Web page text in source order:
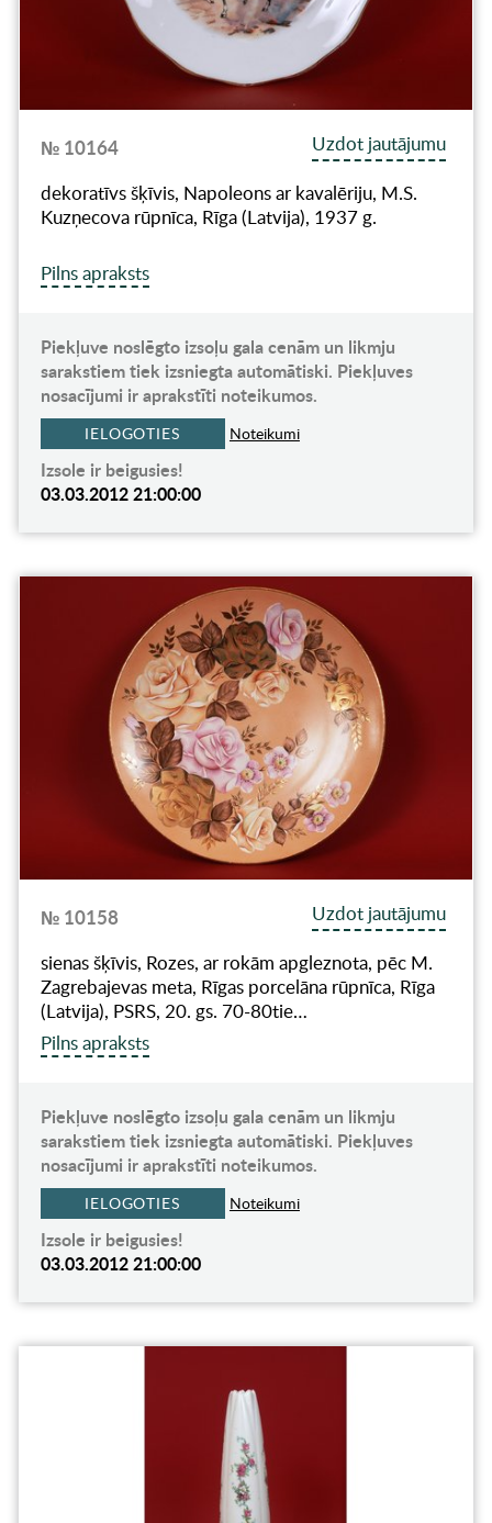
№ 10164
Uzdot jautājumu
dekoratīvs šķīvis, Napoleons ar kavalēriju, M.S.
Kuzņecova rūpnīca, Rīga (Latvija), 1937 g.
Pilns apraksts
Piekļuve noslēgto izsoļu gala cenām un likmju
sarakstiem tiek izsniegta automātiski. Piekļuves
nosacījumi ir aprakstīti noteikumos.
IELOGOTIES Noteikumi
Izsole ir beigusies!
03.03.2012 21:00:00
№ 10158
Uzdot jautājumu
sienas šķīvis, Rozes, ar rokām apgleznota, pēc M.
Zagrebajevas meta, Rīgas porcelāna rūpnīca, Rīga
(Latvija), PSRS, 20. gs. 70-80tie…
Pilns apraksts
Piekļuve noslēgto izsoļu gala cenām un likmju
sarakstiem tiek izsniegta automātiski. Piekļuves
nosacījumi ir aprakstīti noteikumos.
IELOGOTIES Noteikumi
Izsole ir beigusies!
03.03.2012 21:00:00